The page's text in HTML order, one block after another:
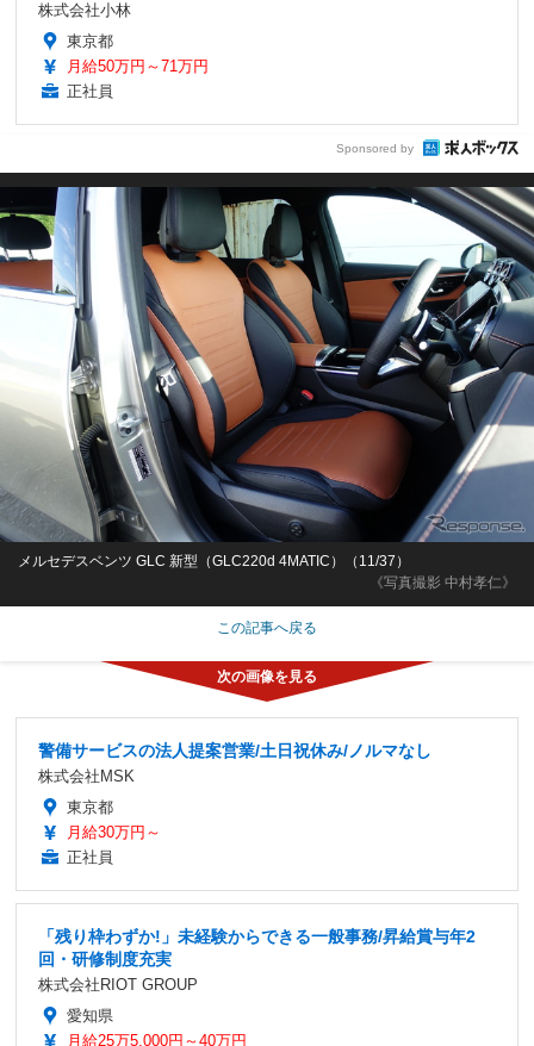
株式会社小林
東京都
月給50万円～71万円
正社員
Sponsored by
《写真撮影 中村孝仁》
メルセデスベンツ GLC 新型（GLC220d 4MATIC）（11/37）
この記事へ戻る
警備サービスの法人提案営業/土日祝休み/ノルマなし
株式会社MSK
東京都
月給30万円～
正社員
「残り枠わずか!」未経験からできる一般事務/昇給賞与年2
回・研修制度充実
株式会社RIOT GROUP
愛知県
月給25万5,000円～40万円